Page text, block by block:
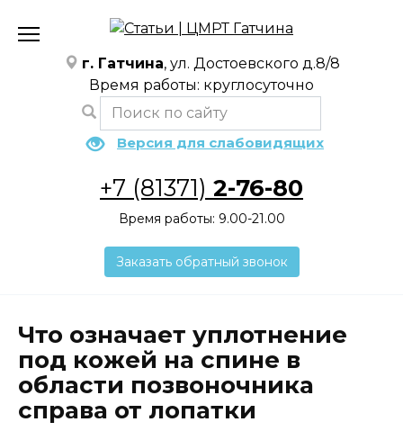
содержанию
г. Гатчина, ул. Достоевского д.8/8
Время работы: круглосуточно
Версия для слабовидящих
+7 (81371) 2-76-80
Время работы: 9.00-21.00
Заказать обратный звонок
Что означает уплотнение
под кожей на спине в
области позвоночника
справа от лопатки